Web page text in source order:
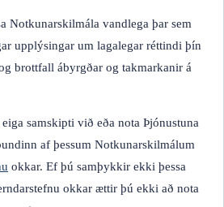
Notkunarskilmála vandlega þar sem
upplýsingar um lagalegar réttindi þín
brottfall ábyrgðar og takmarkanir á
samskipti við eða nota Þjónustuna
af þessum Notkunarskilmálum
okkar. Ef þú samþykkir ekki þessa
okkar ættir þú ekki að nota